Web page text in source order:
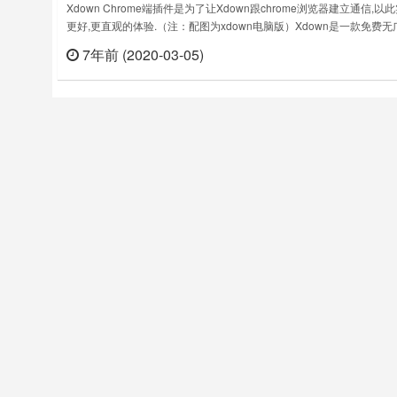
Xdown Chrome端插件是为了让Xdown跟chrome浏览器建立通信,以
更好,更直观的体验.（注：配图为xdown电脑版）Xdown是一款免费无
下载软件，类似于迅雷，不过没有广告。更多Xdown的介绍和使用推荐
https://www.tmchina.n……
7年前 (2020-03-05)